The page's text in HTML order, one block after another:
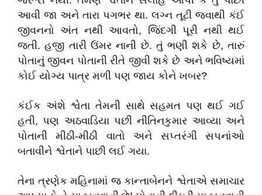
આવી જા અને તારા પગભર થા. લગ્ન તૂટી જવાથી કંઈ
જીવનનો અંત નથી આવતો, જિંદગી પૂરી નથી થઈ
જતી. હજી તારી ઉંમર નાની છે. તું ભણી શકે છે, તારું
પોતાનું જીવન પોતાની રીતે જીવી શકે છે અને ભવિષ્યમાં
કોઈ યોગ્ય પાત્ર મળી પણ જાય કોને ખબર?
કંઈક અંશે શ્વેતા તેમની સાથે સહમત પણ થઈ ગઈ
હતી, પણ અઠવાડિયા પછી નીતિનકુમાર આવ્યા અને
પોતાની મીઠી-મીઠી વાતો અને સપ્તરંગી સપનાંઓ
બતાવીને શ્વેતાને પાછી લઈ ગયા.
તેના ત્રણેક મહિનામાં જ કાન્તાબેનને શ્વેતાએ સમાચાર